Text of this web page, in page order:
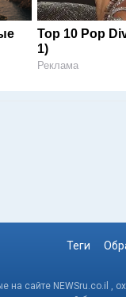
Top 10 Pop
1)
Реклама
Теги
на сайте NEWSru.co.il ,